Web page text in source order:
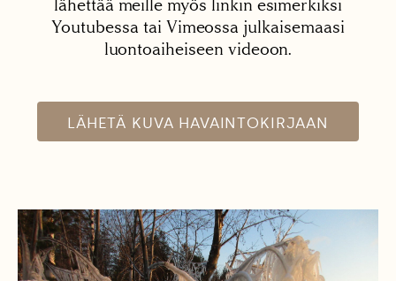
lähettää meille myös linkin esimerkiksi
Youtubessa tai Vimeossa julkaisemaasi
luontoaiheiseen videoon.
LÄHETÄ KUVA HAVAINTOKIRJAAN